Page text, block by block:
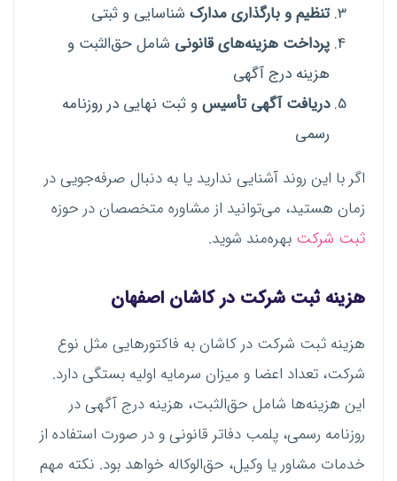
تنظیم و بارگذاری مدارک شناسایی و ثبتی
پرداخت هزینه‌های قانونی شامل حق‌الثبت و
هزینه درج آگهی
دریافت آگهی تأسیسو ثبت نهایی در روزنامه
رسمی
اگر با این روند آشنایی ندارید یا به دنبال صرفه‌جویی در
زمان هستید، می‌توانید از مشاوره متخصصان در حوزه
ثبت شرکت بهره‌مند شوید.
هزینه ثبت شرکت در کاشان اصفهان
هزینه ثبت شرکت در کاشان به فاکتورهایی مثل نوع
شرکت، تعداد اعضا و میزان سرمایه اولیه بستگی دارد.
این هزینه‌ها شامل حق‌الثبت، هزینه درج آگهی در
روزنامه رسمی، پلمب دفاتر قانونی و در صورت استفاده از
خدمات مشاور یا وکیل، حق‌الوکاله خواهد بود. نکته مهم